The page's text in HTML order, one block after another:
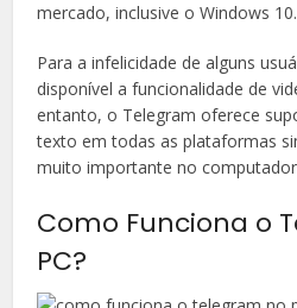
mercado, inclusive o Windows 10.
Para a infelicidade de alguns
disponível a funcionalidade de
entanto, o Telegram oferece
texto em todas as plataformas
muito importante no computador
Como Funciona o
PC?